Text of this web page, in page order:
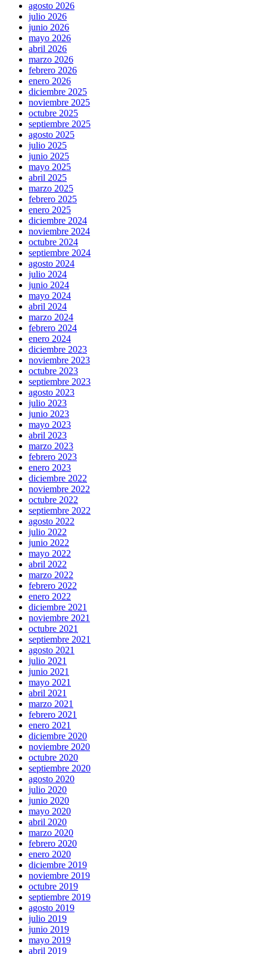
agosto 2026
julio 2026
junio 2026
mayo 2026
abril 2026
marzo 2026
febrero 2026
enero 2026
diciembre 2025
noviembre 2025
octubre 2025
septiembre 2025
agosto 2025
julio 2025
junio 2025
mayo 2025
abril 2025
marzo 2025
febrero 2025
enero 2025
diciembre 2024
noviembre 2024
octubre 2024
septiembre 2024
agosto 2024
julio 2024
junio 2024
mayo 2024
abril 2024
marzo 2024
febrero 2024
enero 2024
diciembre 2023
noviembre 2023
octubre 2023
septiembre 2023
agosto 2023
julio 2023
junio 2023
mayo 2023
abril 2023
marzo 2023
febrero 2023
enero 2023
diciembre 2022
noviembre 2022
octubre 2022
septiembre 2022
agosto 2022
julio 2022
junio 2022
mayo 2022
abril 2022
marzo 2022
febrero 2022
enero 2022
diciembre 2021
noviembre 2021
octubre 2021
septiembre 2021
agosto 2021
julio 2021
junio 2021
mayo 2021
abril 2021
marzo 2021
febrero 2021
enero 2021
diciembre 2020
noviembre 2020
octubre 2020
septiembre 2020
agosto 2020
julio 2020
junio 2020
mayo 2020
abril 2020
marzo 2020
febrero 2020
enero 2020
diciembre 2019
noviembre 2019
octubre 2019
septiembre 2019
agosto 2019
julio 2019
junio 2019
mayo 2019
abril 2019